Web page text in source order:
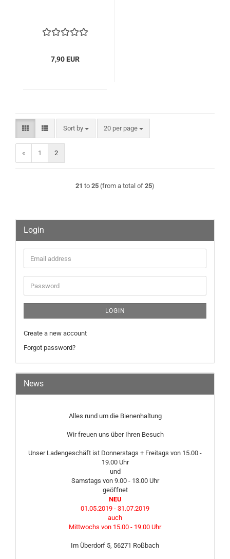
7,90 EUR
Sort by
Sort by 20 per page
per page
« 1 2
21 to 25 (from a total of 25)
Login
Email
address
Password
LOGIN
Create a new account
Forgot password?
News
Alles rund um die Bienenhaltung
Wir freuen uns über Ihren Besuch
Unser Ladengeschäft ist Donnerstags + Freitags von 15.00 -
19.00 Uhr
und
Samstags von 9.00 - 13.00 Uhr
geöffnet
NEU
01.05.2019 - 31.07.2019
auch
Mittwochs von 15.00 - 19.00 Uhr
Im Überdorf 5, 56271 Roßbach